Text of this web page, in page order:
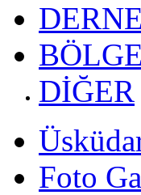
DİĞER
Foto